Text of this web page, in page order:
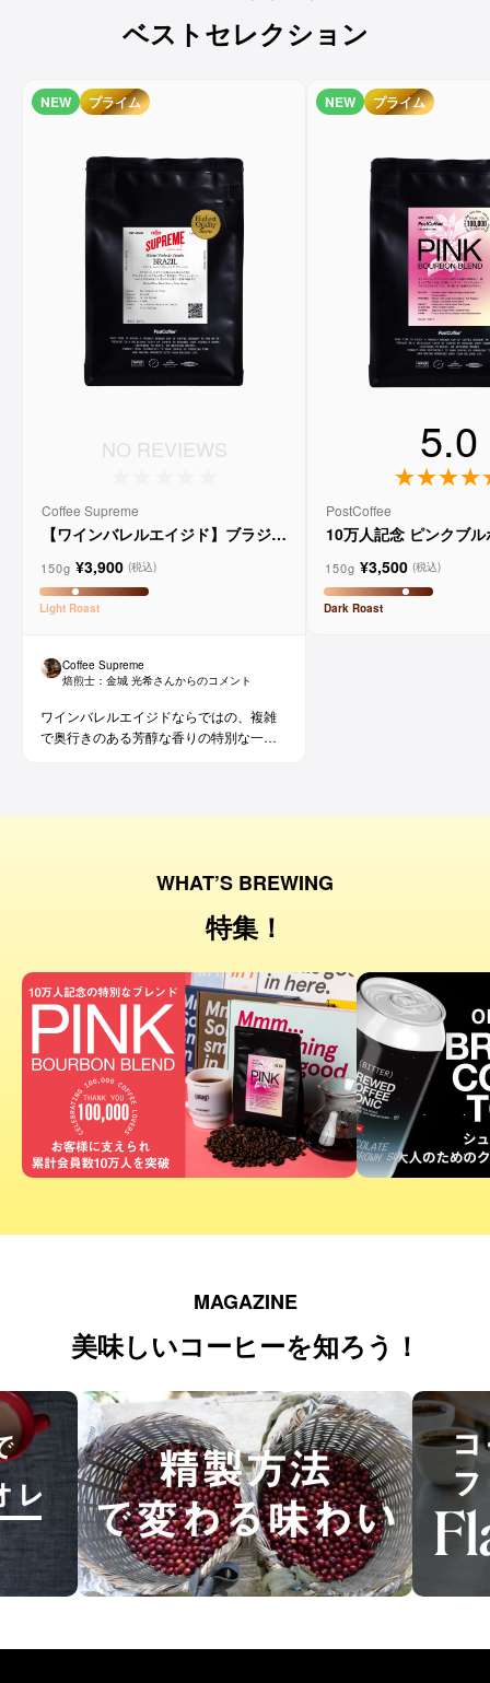
ベストセレクション
NEW プライム
NO REVIEWS
Coffee Supreme
【ワインバレルエイジド】ブラジル
ョ
150g ¥3,900 (税込)
Light Roast
Coffee Supreme
焙煎士： 金城 光希さんからのコメント
ワインバレルエイジドならではの、複雑
で奥行きのある芳醇な香りの特別な一杯
NEW プライム
5.0
PostCoffee
10万人記念 ピンクブ
150g ¥3,500 (税込)
Dark Roast
WHAT’S BREWING
特集！
MAGAZINE
美味しいコーヒーを知ろう！